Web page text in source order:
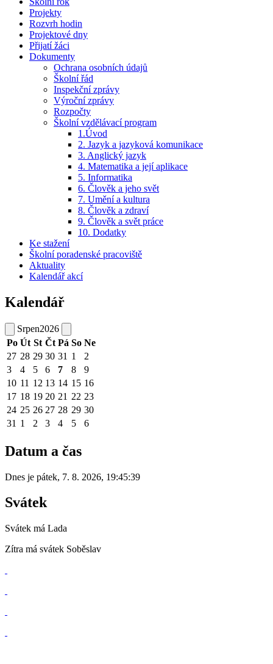
Projekty
Rozvrh hodin
Projektové dny
Přijatí žáci
Dokumenty
Ochrana osobních údajů
Školní řád
Inspekční zprávy
Výroční zprávy
Rozpočty
Školní vzdělávací program
1.Úvod
2. Jazyk a jazyková komunikace
3. Anglický jazyk
4. Matematika a její aplikace
5. Informatika
6. Člověk a jeho svět
7. Umění a kultura
8. Člověk a zdraví
9. Člověk a svět práce
10. Dodatky
Ke stažení
Školní poradenské pracoviště
Aktuality
Kalendář akcí
Kalendář
Srpen2026
Po Út St Čt Pá So Ne
27 28 29 30 31 1
2
3
4 5 6 7 8
9
10 11 12 13 14 15 16
17 18 19 20 21 22 23
24 25 26 27 28 29 30
31 1 2 3 4 5 6
Datum a čas
Dnes je pátek, 7. 8. 2026, 19:45:39
Svátek
Svátek má Lada
Zítra má svátek Soběslav